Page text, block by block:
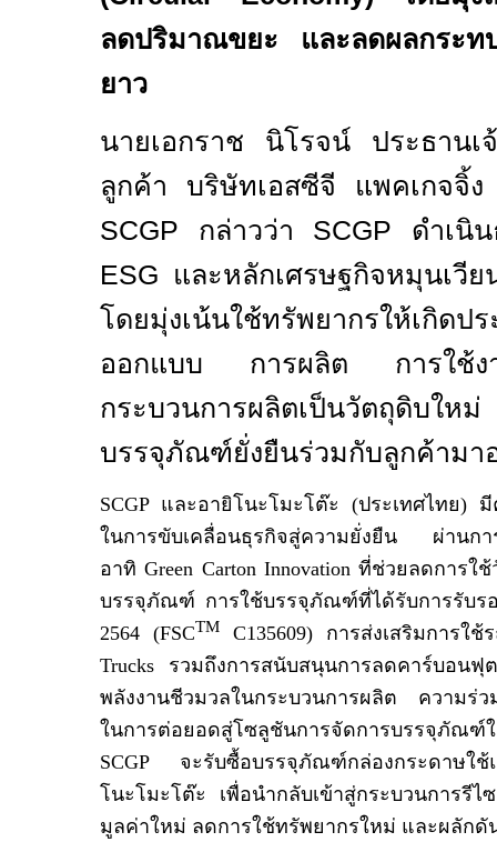
ลดปริมาณขยะ และลดผลกระท
ยาว
นายเอกราช นิโรจน์ ประธานเ
ลูกค้า บริษัทเอสซีจี แพคเกจจิ้
SCGP กล่าวว่า SCGP ดำเนิ
ESG และหลักเศรษฐกิจหมุนเวี
โดยมุ่งเน้นใช้ทรัพยากรให้เกิดป
ออกแบบ การผลิต การใช้ง
กระบวนการผลิตเป็นวัตถุดิบใหม่
บรรจุภัณฑ์ยั่งยืนร่วมกับลูกค้ามา
SCGP และอายิโนะโมะโต๊ะ (ประเทศไทย)
ในการขับเคลื่อนธุรกิจสู่ความยั่งยืน ผ่านก
อาทิGreen Carton Innovation ที่ช่วยลดการใช้
บรรจุภัณฑ์ การใช้บรรจุภัณฑ์ที่ได้รับการรับ
2564 (FSCTM C135609) การส่งเสริมการใ
Trucks รวมถึงการสนับสนุนการลดคาร์บอน
พลังงานชีวมวลในกระบวนการผลิต
ความร่ว
ในการต่อยอดสู่โซลูชันการจัดการบรรจุภั
SCGP จะรับซื้อบรรจุภัณฑ์กล่องกระดาษใช้
โนะโมะโต๊ะ เพื่อนำกลับเข้าสู่กระบวนการรี
มูลค่าใหม่ ลดการใช้ทรัพยากรใหม่ และผลักดั